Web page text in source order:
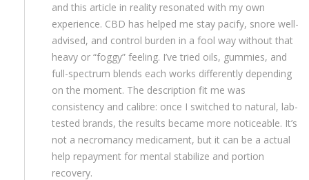
and this article in reality resonated with my own
experience. CBD has helped me stay pacify, snore well-
advised, and control burden in a fool way without that
heavy or “foggy” feeling. I’ve tried oils, gummies, and
full-spectrum blends each works differently depending
on the moment. The description fit me was
consistency and calibre: once I switched to natural, lab-
tested brands, the results became more noticeable. It’s
not a necromancy medicament, but it can be a actual
help repayment for mental stabilize and portion
recovery.